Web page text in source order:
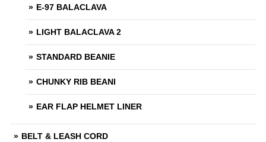
E-97 BALACLAVA
LIGHT BALACLAVA 2
STANDARD BEANIE
CHUNKY RIB BEANI
EAR FLAP HELMET LINER
BELT & LEASH CORD